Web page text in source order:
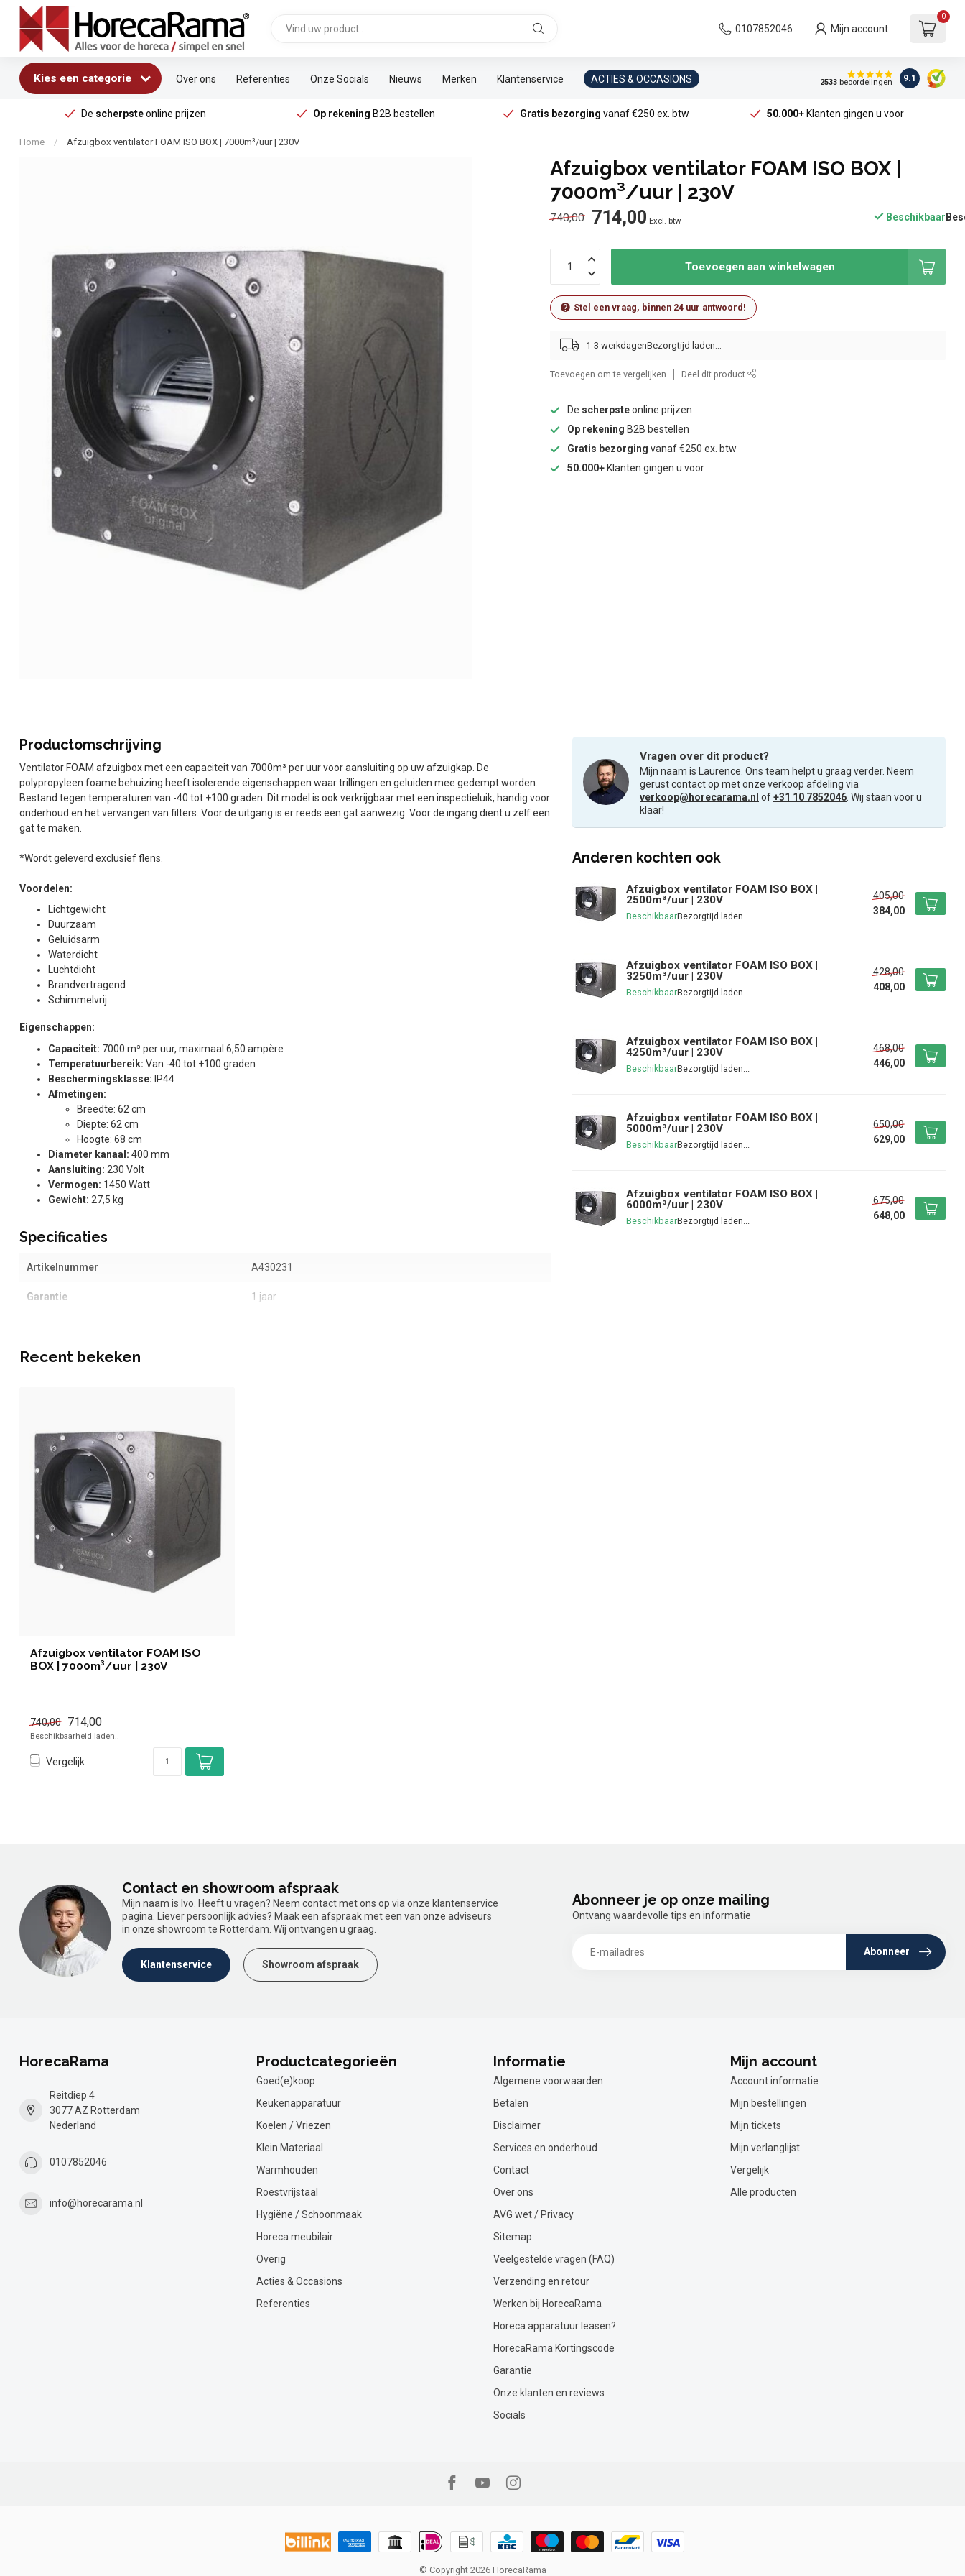
0107852046 Mijn account
0
Kies een categorie Over ons Referenties Onze Socials Nieuws Merken Klantenservice ACTIES & OCCASIONS 2533beoordelingen 9.1
De scherpsteonline prijzen Op rekening B2B bestellen Gratis bezorging vanaf €250 ex. btw 50.000+Klanten gingen u voor
Home / Afzuigbox ventilator FOAM ISO BOX | 7000m³/uur | 230V
Afzuigbox ventilator FOAM ISO BOX |
7000m³/uur | 230V
740,00 714,00 Excl. btw Beschikbaar
Toevoegen aan winkelwagen
Stel een vraag, binnen 24 uur antwoord!
1-3 werkdagen
Toevoegen om te vergelijken Deel dit product
De scherpsteonline prijzen
Op rekening B2B bestellen
Gratis bezorging vanaf €250 ex. btw
50.000+ Klanten gingen u voor
Productomschrijving
Ventilator FOAM afzuigbox met een capaciteit van 7000m³ per uur voor aansluiting op uw afzuigkap. De
polypropyleen foame behuizing heeft isolerende eigenschappen waar trillingen en geluiden mee gedempt worden.
Bestand tegen temperaturen van -40 tot +100 graden. Dit model is ook verkrijgbaar met een inspectieluik, handig voor
onderhoud en het vervangen van filters. Voor de uitgang is er reeds een gat aanwezig. Voor de ingang dient u zelf een
gat te maken.
*Wordt geleverd exclusief flens.
Voordelen:
Lichtgewicht
Duurzaam
Geluidsarm
Waterdicht
Luchtdicht
Brandvertragend
Schimmelvrij
Eigenschappen:
Capaciteit: 7000 m³ per uur, maximaal 6,50 ampère
Temperatuurbereik: Van -40 tot +100 graden
Beschermingsklasse: IP44
Afmetingen:
Breedte: 62 cm
Diepte: 62 cm
Hoogte: 68 cm
Diameter kanaal: 400 mm
Aansluiting: 230 Volt
Vermogen: 1450 Watt
Gewicht: 27,5 kg
Specificaties
Artikelnummer A430231
Garantie 1 jaar
Vragen over dit product?
Mijn naam is Laurence. Ons team helpt u graag verder. Neem
gerust contact op met onze verkoop afdeling via
verkoop@horecarama.nl of+31 10 7852046 . Wij staan voor u
klaar!
Anderen kochten ook
Afzuigbox ventilator FOAM ISO BOX |
2500m³/uur | 230V
Beschikbaar
405,00
384,00
Afzuigbox ventilator FOAM ISO BOX |
3250m³/uur | 230V
Beschikbaar
428,00
408,00
Afzuigbox ventilator FOAM ISO BOX |
4250m³/uur | 230V
Beschikbaar
468,00
446,00
Afzuigbox ventilator FOAM ISO BOX |
5000m³/uur | 230V
Beschikbaar
650,00
629,00
Afzuigbox ventilator FOAM ISO BOX |
6000m³/uur | 230V
Beschikbaar
675,00
648,00
Recent bekeken
Afzuigbox ventilator FOAM ISO
BOX | 7000m³/uur | 230V
740,00 714,00
Beschikbaarheid laden..
Vergelijk
Contact en showroom afspraak
Mijn naam is Ivo. Heeft u vragen? Neem contact met ons op via onze klantenservice
pagina. Liever persoonlijk advies? Maak een afspraak met een van onze adviseurs
in onze showroom te Rotterdam. Wij ontvangen u graag.
Klantenservice Showroom afspraak
Abonneer je op onze mailing
Ontvang waardevolle tips en informatie
Abonneer
HorecaRama
Reitdiep 4
3077 AZ Rotterdam
Nederland
0107852046
info@horecarama.nl
Productcategorieën
Goed(e)koop
Keukenapparatuur
Koelen / Vriezen
Klein Materiaal
Warmhouden
Roestvrijstaal
Hygiëne / Schoonmaak
Horeca meubilair
Overig
Acties & Occasions
Referenties
Informatie
Algemene voorwaarden
Betalen
Disclaimer
Services en onderhoud
Contact
Over ons
AVG wet / Privacy
Sitemap
Veelgestelde vragen (FAQ)
Verzending en retour
Werken bij HorecaRama
Horeca apparatuur leasen?
HorecaRama Kortingscode
Garantie
Onze klanten en reviews
Socials
Mijn account
Account informatie
Mijn bestellingen
Mijn tickets
Mijn verlanglijst
Vergelijk
Alle producten
© Copyright 2026 HorecaRama